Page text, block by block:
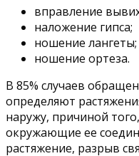
вправление
наложение гипса;
ношение лангеты;
ношение ортеза.
В 85% случаев
определяют
наружу, причиной
окружающие ее
растяжение, разрыв